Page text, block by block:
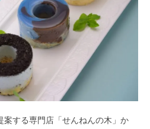
案する専門店「せんねんの木」か